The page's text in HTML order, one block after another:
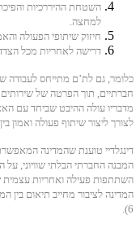
השטחת ההיררכיות
למחצה.
חיזוק שיתופי הפעולה
דרישה לאחריות מכל
כלומר, גם לת’ם מתייחס לעבודה
חברתיים, תוך הפרטה של
מדבריו עולה ההיבט שביחד עם
לצורך ליצור שיתוף פעולה
דינגלדיי טוענת שהמדינה
המבנה החברתי הבלתי שוויוני,
השתתפות פעילה ואחריות עצמית
6).